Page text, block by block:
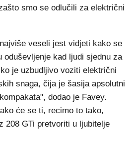
smo se odlučili za električni
veseli jest vidjeti kako se
oduševljenje kad ljudi sjednu za
je uzbudljivo voziti električni
snaga, čija je šasija apsolutni
dodao je Favey.
će se ti, recimo to tako,
208 GTi pretvoriti u ljubitelje